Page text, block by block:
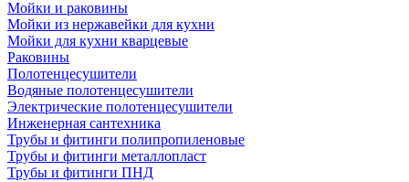
Мойки и раковины
Мойки из нержавейки для кухни
Мойки для кухни кварцевые
Раковины
Полотенцесушители
Водяные полотенцесушители
Электрические полотенцесушители
Инженерная сантехника
Трубы и фитинги полипропиленовые
Трубы и фитинги металлопласт
Трубы и фитинги ПНД